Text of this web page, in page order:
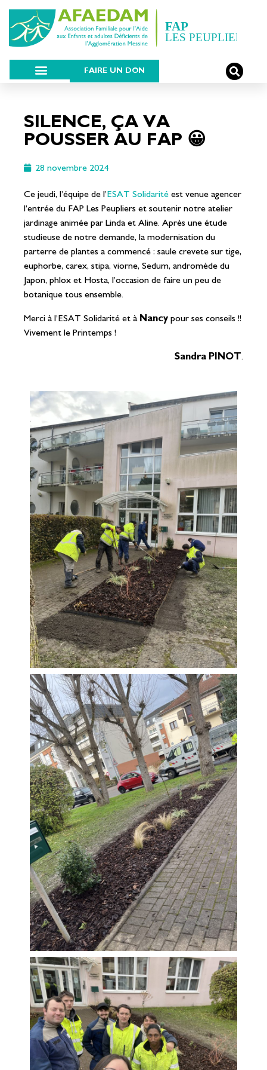
FAIRE UN DON
SILENCE, ÇA VA
POUSSER AU FAP 😀
28 novembre 2024
Ce jeudi, l’équipe de l’ESAT Solidarité est venue agencer
l’entrée du FAP Les Peupliers et soutenir notre atelier
jardinage animée par Linda et Aline. Après une étude
studieuse de notre demande, la modernisation du
parterre de plantes a commencé : saule crevete sur tige,
euphorbe, carex, stipa, viorne, Sedum, andromède du
Japon, phlox et Hosta, l’occasion de faire un peu de
botanique tous ensemble.
Merci à l’ESAT Solidarité et à Nancy pour ses conseils !!
Vivement le Printemps !
Sandra PINOT.